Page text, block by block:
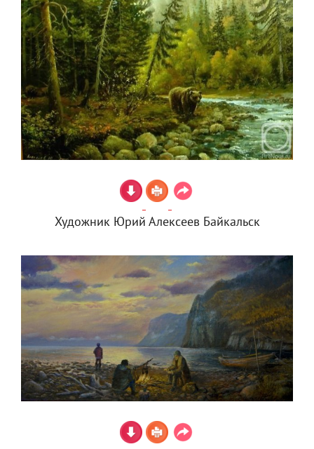
Художник Юрий Алексеев Байкальск